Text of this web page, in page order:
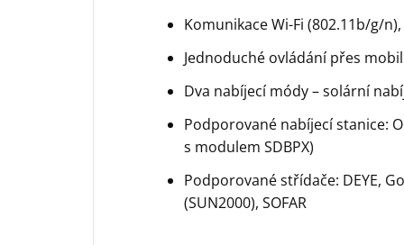
Komunikace Wi-Fi (802.11b/g/n),
Jednoduché ovládání přes
Dva nabíjecí módy – solární
Podporované nabíjecí stanice:
s modulem SDBPX)
Podporované střídače: DEYE,
(SUN2000), SOFAR